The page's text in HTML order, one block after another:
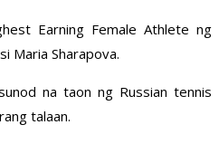
Earning Female Athlete ng
Maria Sharapova.
na taon ng Russian tennis
talaan.